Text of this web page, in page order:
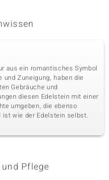
aus ein romantisches Symbol
und Zuneigung, haben die
Gebräuche und
diesen Edelstein mit einer
umgeben, die ebenso
ist wie der Edelstein selbst.
Pflege